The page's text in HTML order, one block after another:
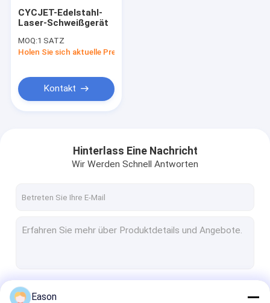
Thermischer Tintenstrahl-Drucker
Tragbarer Tintenstrahl-Drucker
Großer Charakter-Tintenstrahl-Drucker
Laser-Schneide-Maschine
Drucker Consumables
CYCJET-Edelstahl-
Laser-Schweißgerät
MOQ:1 SATZ
Holen Sie sich aktuelle Preis
Kontakt
Hinterlass Eine Nachricht
Wir Werden Schnell Antworten
Eason